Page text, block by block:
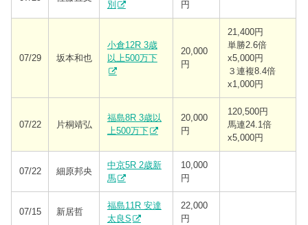
別
円
07/29 坂本和也
小倉12R 3歳
以上500万下
20,000
円
21,400円
単勝2.6倍
x5,000円
３連複8.4倍
x1,000円
07/22 片桐靖弘
福島8R 3歳以
上500万下
20,000
円
120,500円
馬連24.1倍
x5,000円
07/22 細原邦央
中京5R 2歳新
馬
10,000
円
07/15 新居哲
福島11R 安達
太良S
22,000
円